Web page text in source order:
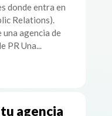
donde entra en
Relations).
una agencia de
Una...
agencia